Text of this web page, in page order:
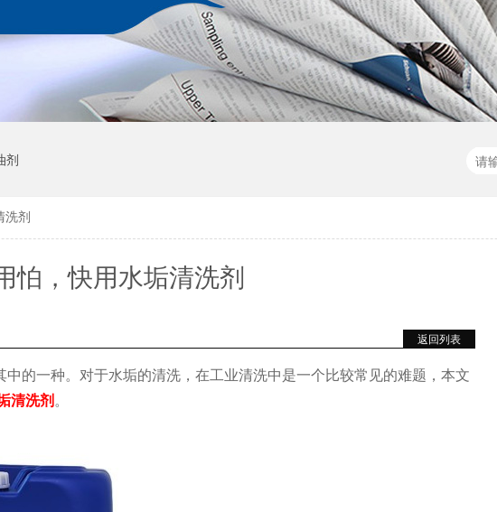
剂
洗剂
怕，快用水垢清洗剂
返回列表
的一种。对于水垢的清洗，在工业清洗中是一个比较常见的难题，本文
清洗剂。